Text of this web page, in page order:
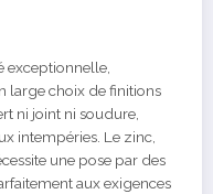
exceptionnelle,
large choix de finitions
ni joint ni soudure,
intempéries. Le zinc,
une pose par des
aux exigences